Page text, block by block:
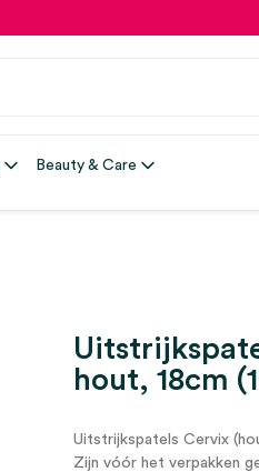
Beauty & Care
hout, 18cm
Uitstrijkspatels Cervix
Zijn vóór het verpakken